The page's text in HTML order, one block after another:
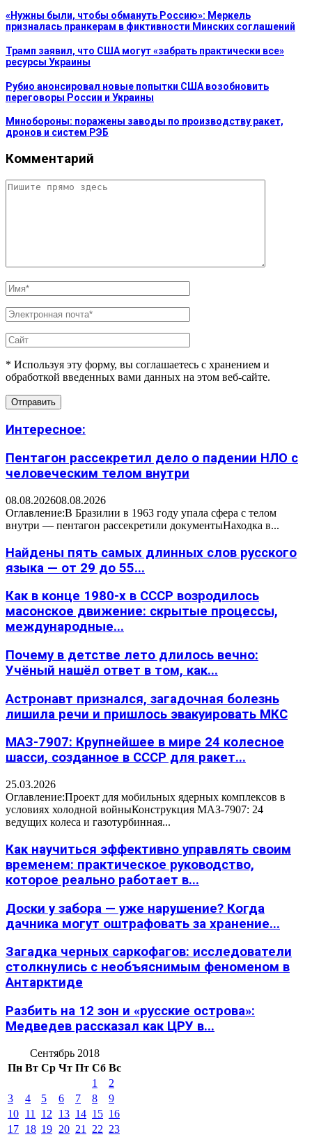
«Нужны были, чтобы обмануть Россию»: Меркель
призналась пранкерам в фиктивности Минских соглашений
Трамп заявил, что США могут «забрать практически все»
ресурсы Украины
Рубио анонсировал новые попытки США возобновить
переговоры России и Украины
Минобороны: поражены заводы по производству ракет,
дронов и систем РЭБ
Комментарий
* Используя эту форму, вы соглашаетесь с хранением и
обработкой введенных вами данных на этом веб-сайте.
Интересное:
Пентагон рассекретил дело о падении НЛО с
человеческим телом внутри
08.08.202608.08.2026
Оглавление:В Бразилии в 1963 году упала сфера с телом
внутри — пентагон рассекретили документыНаходка в...
Найдены пять самых длинных слов русского
языка — от 29 до 55...
Как в конце 1980-х в СССР возродилось
масонское движение: скрытые процессы,
международные...
Почему в детстве лето длилось вечно:
Учёный нашёл ответ в том, как...
Астронавт признался, загадочная болезнь
лишила речи и пришлось эвакуировать МКС
МАЗ-7907: Крупнейшее в мире 24 колесное
шасси, созданное в СССР для ракет...
25.03.2026
Оглавление:Проект для мобильных ядерных комплексов в
условиях холодной войныКонструкция МАЗ-7907: 24
ведущих колеса и газотурбинная...
Как научиться эффективно управлять своим
временем: практическое руководство,
которое реально работает в...
Доски у забора — уже нарушение? Когда
дачника могут оштрафовать за хранение...
Загадка черных саркофагов: исследователи
столкнулись с необъяснимым феноменом в
Антарктиде
Разбить на 12 зон и «русские острова»:
Медведев рассказал как ЦРУ в...
Сентябрь 2018
Пн Вт Ср Чт Пт Сб Вс
1
2
3
4 5 6 7 8
9
10 11 12 13 14 15 16
17 18 19 20 21 22 23